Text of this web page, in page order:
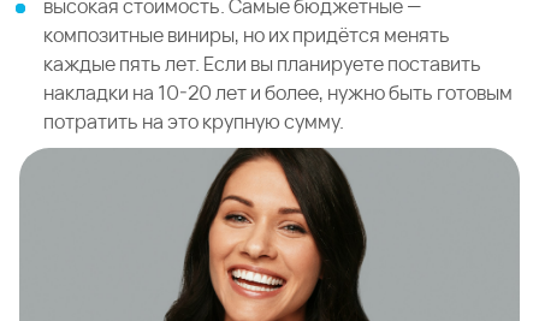
высокая стоимость. Самые бюджетные —
композитные виниры, но их придётся менять
каждые пять лет. Если вы планируете поставить
накладки на 10-20 лет и более, нужно быть готовым
потратить на это крупную сумму.